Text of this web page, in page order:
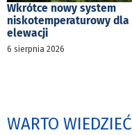
Wkrótce nowy system
niskotemperaturowy dla
elewacji
6 sierpnia 2026
WARTO WIEDZIEĆ